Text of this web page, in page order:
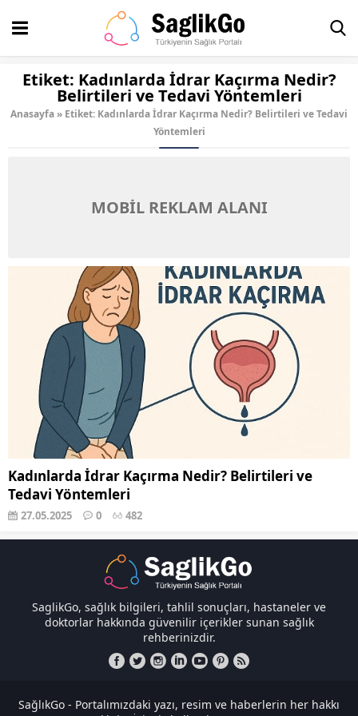
Etiket: Kadınlarda İdrar Kaçırma Nedir?
Belirtileri ve Tedavi Yöntemleri
Anasayfa» Etiket: Kadınlarda İdrar Kaçırma Nedir? Belirtileri ve Tedavi
Yöntemleri
MOBİL REKLAM ALANI
Kadınlarda İdrar Kaçırma Nedir? Belirtileri ve
Tedavi Yöntemleri
27.05.2025 0 482
SaglikGo, sağlık bilgileri, tahlil sonuçları, hastaneler ve
doktorlar hakkında güvenilir içerikler sunan sağlık
rehberinizdir.
SağlıkGo - Portalımızdaki yazı, resim ve haberlerin her hakkı